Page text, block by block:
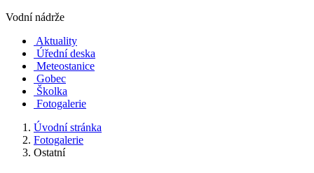
Vodní nádrže
Aktuality
Úřední deska
Meteostanice
Gobec
Školka
Fotogalerie
Úvodní stránka
Fotogalerie
Ostatní